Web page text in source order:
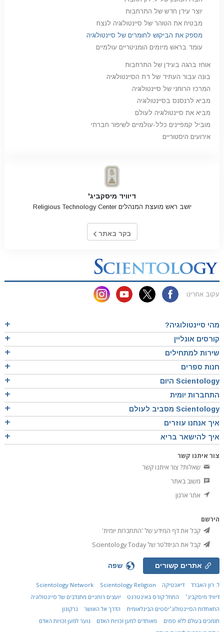
יוצר עידן חדש של התרחבות
מבטיח את הטוהר של סיינטולוגיה לנצח
מספק את הביקוש לחומרים של סיינטולוגיה
עומד בראש מיזמים הומניטריים עולמיים
אוחז בהגה בעידן של התרחבות
בונה עבור העתיד של דת הסיינטולוגיה
המרכז הרוחני של סיינטולוגיה
מביא לרנסנס בסיינטולוגיה
מביא את סיינטולוגיה לעולם
מוביל קמפיינים כלל-עולמיים לשיפור חברתי
אירועים היסטוריים
דיוויד מיסקביג'
יושב ראש מועצת המנהלים Religious Technology Center
בקר באתר
עקוב אחרינו
מהי סיינטולוגיה?
קורסים אונליין
שירות למתחילים
חנות ספרים
Scientology היום
התחברות יומית
Scientology מסביב לעולם
איך אנחנו עוזרים
איך להישאר בריא
צור איתנו קשר
שאלות? צור איתנו קשר
משוב באתר
אתר ארגון
הירשם
קבל את דף המידע של 'התחברות יומית'
קבל את הניוזלטר של Scientology Today
אתרים קשורים שפה
ל. רון האברד דיאנטיקה Scientology Network
Scientology Religion
דיוויד מיסקביג׳
התחל קורס באינטרנט
יועצים רוחניים מתנדבים של סיינטולוגיה
התאחדות הסיינטולוג׳יסטים הבינלאומית
הדרך אל האושר
נרקונון
תומכים בעולם ללא סמים
מאוחדים למען זכויות האדם
נוער למען זכויות האדם